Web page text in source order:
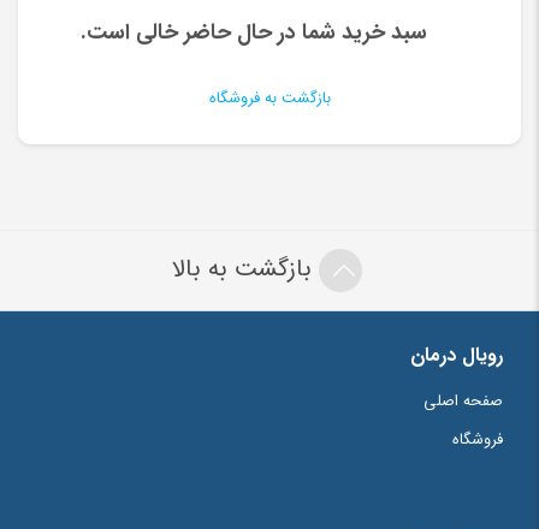
سبد خرید شما در حال حاضر خالی است.
بازگشت به فروشگاه
بازگشت به بالا
رویال درمان
صفحه اصلی
فروشگاه